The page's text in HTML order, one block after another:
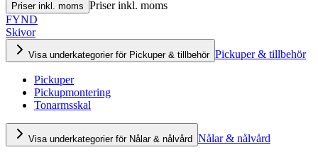
Priser inkl. moms Priser inkl. moms
FYND
Skivor
Visa underkategorier för Pickuper & tillbehör Pickuper & tillbehör
Pickuper
Pickupmontering
Tonarmsskal
Visa underkategorier för Nålar & nålvård Nålar & nålvård